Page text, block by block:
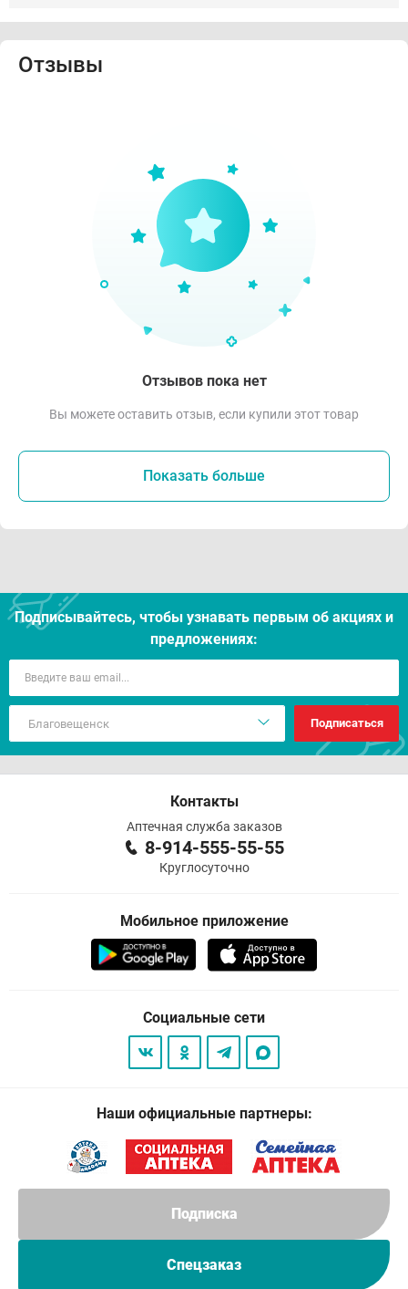
Подписка
Спецзаказ
Отзывы
Отзывов пока нет
Вы можете оставить отзыв, если купили этот товар
Показать больше
Подписывайтесь, чтобы узнавать первым об акцияx и
предложениях:
Подписаться
Контакты
Аптечная служба заказов
8-914-555-55-55
Круглосуточно
Мобильное приложение
Социальные сети
Наши официальные партнеры: